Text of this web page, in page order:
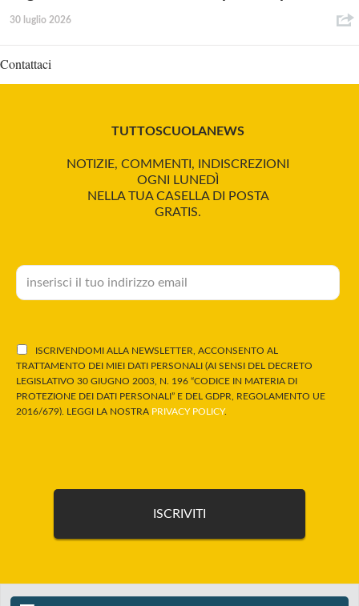
30 luglio 2026
Contattaci
TUTTOSCUOLANEWS
NOTIZIE, COMMENTI, INDISCREZIONI
OGNI LUNEDÌ
NELLA TUA CASELLA DI POSTA
GRATIS.
ISCRIVENDOMI ALLA NEWSLETTER, ACCONSENTO AL
TRATTAMENTO DEI MIEI DATI PERSONALI (AI SENSI DEL DECRETO
LEGISLATIVO 30 GIUGNO 2003, N. 196 “CODICE IN MATERIA DI
PROTEZIONE DEI DATI PERSONALI” E DEL GDPR, REGOLAMENTO UE
2016/679). LEGGI LA NOSTRA PRIVACY POLICY.